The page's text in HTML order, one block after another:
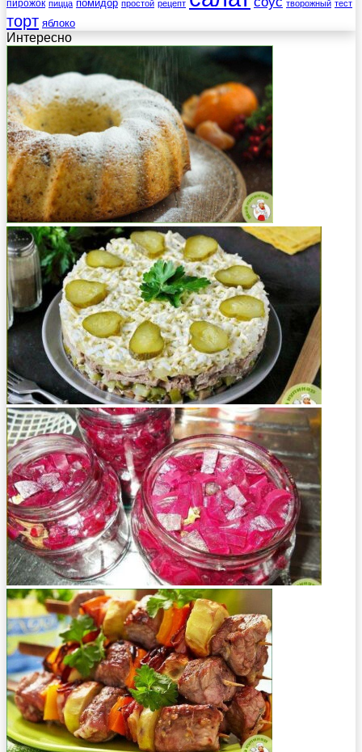
пирожок пицца помидор простой рецепт творожный тест
торт яблоко
Интересно